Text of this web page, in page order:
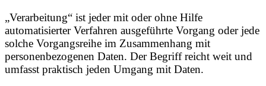
„Verarbeitung“ ist jeder mit oder ohne Hilfe
automatisierter Verfahren ausgeführte Vorgang oder jede
solche Vorgangsreihe im Zusammenhang mit
personenbezogenen Daten. Der Begriff reicht weit und
umfasst praktisch jeden Umgang mit Daten.